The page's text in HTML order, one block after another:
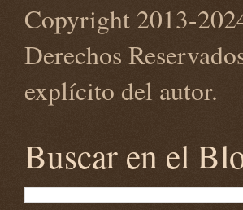
Copyright 2013-
Derechos
explícito del autor.
Buscar en el